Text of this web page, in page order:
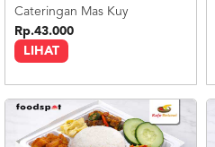
LIHAT
Cateringan Mas Kuy
Rp.43.000